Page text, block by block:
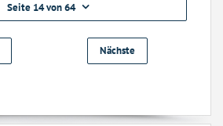
Seite 14 von 64
Nächste